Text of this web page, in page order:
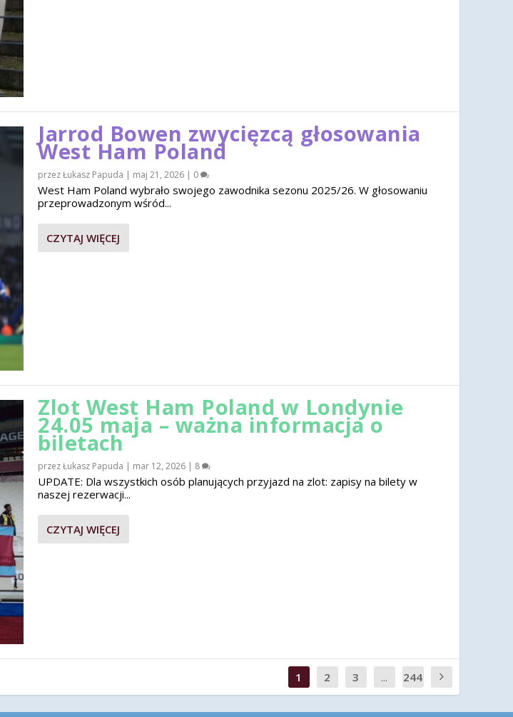
Jarrod Bowen zwycięzcą głosowania
West Ham Poland
przezŁukasz Papuda | maj 21, 2026 | 0
West Ham Poland wybrało swojego zawodnika sezonu 2025/26. W głosowaniu
przeprowadzonym wśród...
CZYTAJ WIĘCEJ
Zlot West Ham Poland w Londynie
24.05 maja – ważna informacja o
biletach
przezŁukasz Papuda | mar 12, 2026 | 8
UPDATE: Dla wszystkich osób planujących przyjazd na zlot: zapisy na bilety w
naszej rezerwacji...
CZYTAJ WIĘCEJ
1 2 3 ...
244
0